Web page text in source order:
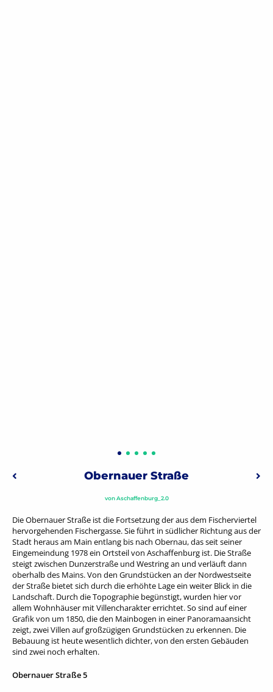
Beitragsnavigation
Vorheriger: PfaffengasseObernauer Straße
vonAschaffenburg_2.0
Die Obernauer Straße ist die Fortsetzung der aus dem Fischerviertel
hervorgehenden Fischergasse. Sie führt in südlicher Richtung aus der
Stadt heraus am Main entlang bis nach Obernau, das seit seiner
Eingemeindung 1978 ein Ortsteil von Aschaffenburg ist. Die Straße
steigt zwischen Dunzerstraße und Westring an und verläuft dann
oberhalb des Mains. Von den Grundstücken an der Nordwestseite
der Straße bietet sich durch die erhöhte Lage ein weiter Blick in die
Landschaft. Durch die Topographie begünstigt, wurden hier vor
allem Wohnhäuser mit Villencharakter errichtet. So sind auf einer
Grafik von um 1850, die den Mainbogen in einer Panoramaansicht
zeigt, zwei Villen auf großzügigen Grundstücken zu erkennen. Die
Bebauung ist heute wesentlich dichter, von den ersten Gebäuden
sind zwei noch erhalten.
Obernauer Straße 5